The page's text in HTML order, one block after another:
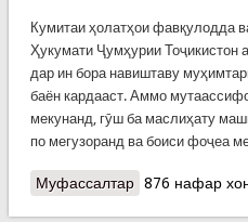
Кумитаи ҳолатҳои фавқулодда
Ҳукумати Ҷумҳурии Тоҷикистон
дар ин бора навиштаву
баён кардааст. Аммо
мекунанд, гӯш ба маслиҳату
по мегузоранд ва боиси фоҷеа
Муфассалтаро Ҷамъоварии
876 нафар